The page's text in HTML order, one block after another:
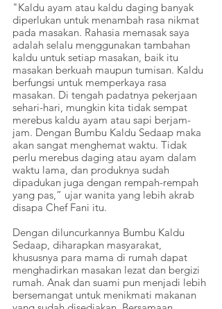
"Kaldu ayam atau kaldu daging banyak
diperlukan untuk menambah rasa nikmat
pada masakan. Rahasia memasak saya
adalah selalu menggunakan tambahan
kaldu untuk setiap masakan, baik itu
masakan berkuah maupun tumisan. Kaldu
berfungsi untuk memperkaya rasa
masakan. Di tengah padatnya pekerjaan
sehari-hari, mungkin kita tidak sempat
merebus kaldu ayam atau sapi berjam-
jam. Dengan Bumbu Kaldu Sedaap maka
akan sangat menghemat waktu. Tidak
perlu merebus daging atau ayam dalam
waktu lama, dan produknya sudah
dipadukan juga dengan rempah-rempah
yang pas,” ujar wanita yang lebih akrab
disapa Chef Fani itu.
Dengan diluncurkannya Bumbu Kaldu
Sedaap, diharapkan masyarakat,
khususnya para mama di rumah dapat
menghadirkan masakan lezat dan bergizi
rumah. Anak dan suami pun menjadi lebih
bersemangat untuk menikmati makanan